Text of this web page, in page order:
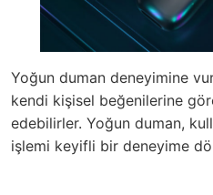
Yoğun duman deneyimine
kendi kişisel beğenilerine
edebilirler. Yoğun duman,
işlemi keyifli bir deneyime